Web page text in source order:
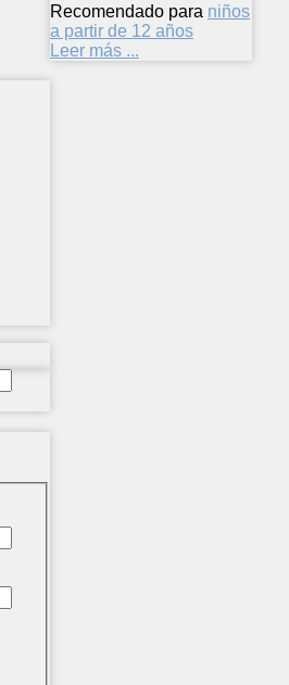
Recomendado para niños
a partir de 12 años
Leer más ...